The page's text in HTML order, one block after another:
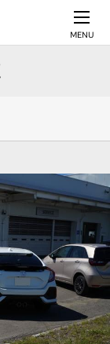
MENU